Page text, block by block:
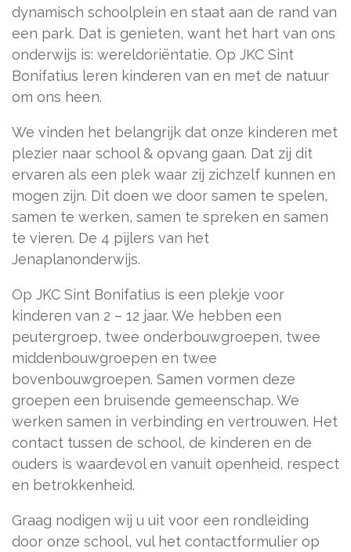
dynamisch schoolplein en staat aan de rand van
een park. Dat is genieten, want het hart van ons
onderwijs is: wereldoriëntatie. Op JKC Sint
Bonifatius leren kinderen van en met de natuur
om ons heen.
We vinden het belangrijk dat onze kinderen met
plezier naar school & opvang gaan. Dat zij dit
ervaren als een plek waar zij zichzelf kunnen en
mogen zijn. Dit doen we door samen te spelen,
samen te werken, samen te spreken en samen
te vieren. De 4 pijlers van het
Jenaplanonderwijs.
Op JKC Sint Bonifatius is een plekje voor
kinderen van 2 – 12 jaar. We hebben een
peutergroep, twee onderbouwgroepen, twee
middenbouwgroepen en twee
bovenbouwgroepen. Samen vormen deze
groepen een bruisende gemeenschap. We
werken samen in verbinding en vertrouwen. Het
contact tussen de school, de kinderen en de
ouders is waardevol en vanuit openheid, respect
en betrokkenheid.
Graag nodigen wij u uit voor een rondleiding
door onze school, vul het contactformulier op